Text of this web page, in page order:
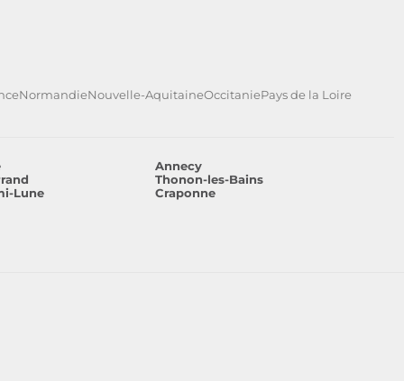
NormandieNouvelle-AquitaineOccitaniePays de la Loire
Annecy
Thonon-les-Bains
Lune
Craponne